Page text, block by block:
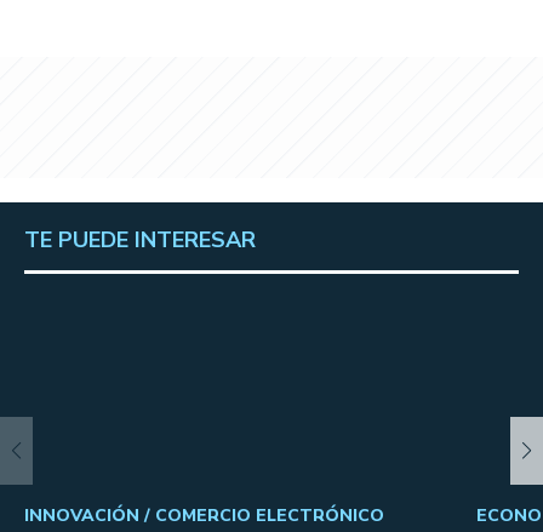
TE PUEDE INTERESAR
INNOVACIÓN / COMERCIO ELECTRÓNICO